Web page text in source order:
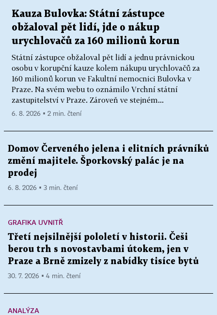
Kauza Bulovka: Státní zástupce
obžaloval pět lidí, jde o nákup
urychlovačů za 160 milionů korun
Státní zástupce obžaloval pět lidí a jednu právnickou
osobu v korupční kauze kolem nákupu urychlovačů za
160 milionů korun ve Fakultní nemocnici Bulovka v
Praze. Na svém webu to oznámilo Vrchní státní
zastupitelství v Praze. Zároveň ve stejném...
6. 8. 2026 ▪ 2 min. čtení
Domov Červeného jelena i elitních právníků
změní majitele. Šporkovský palác je na
prodej
6. 8. 2026 ▪ 3 min. čtení
GRAFIKA UVNITŘ
Třetí nejsilnější pololetí v historii. Češi
berou trh s novostavbami útokem, jen v
Praze a Brně zmizely z nabídky tisíce bytů
30. 7. 2026 ▪ 4 min. čtení
ANALÝZA